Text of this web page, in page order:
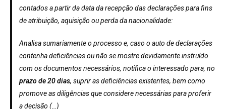
contados a partir da data da recepção das declarações para fins
de atribuição, aquisição ou perda da nacionalidade:
Analisa sumariamente o processo e, caso o auto de declarações
contenha deficiências ou não se mostre devidamente instruído
com os documentos necessários, notifica o interessado para, no
prazo de 20 dias, suprir as deficiências existentes, bem como
promove as diligências que considere necessárias para proferir
a decisão (…)